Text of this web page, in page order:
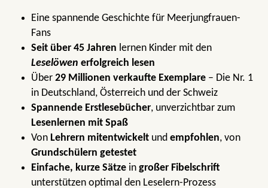
Eine spannende Geschichte für Meerjungfrauen-
Fans
Seit über 45 Jahren lernen Kinder mit den
Leselöwen erfolgreich lesen
Über 29 Millionen verkaufte Exemplare – Die Nr. 1
in Deutschland, Österreich und der Schweiz
Spannende Erstlesebücher, unverzichtbar zum
Lesenlernen mit Spaß
Von Lehrern mitentwickelt und empfohlen, von
Grundschülern getestet
Einfache, kurze Sätze in großer Fibelschrift
unterstützen optimal den Leselern-Prozess